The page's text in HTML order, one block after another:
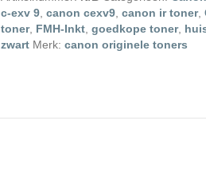
c-exv 9, canon cexv9, canon ir toner,
toner, FMH-Inkt, goedkope toner,
zwart Merk: canon originele toners